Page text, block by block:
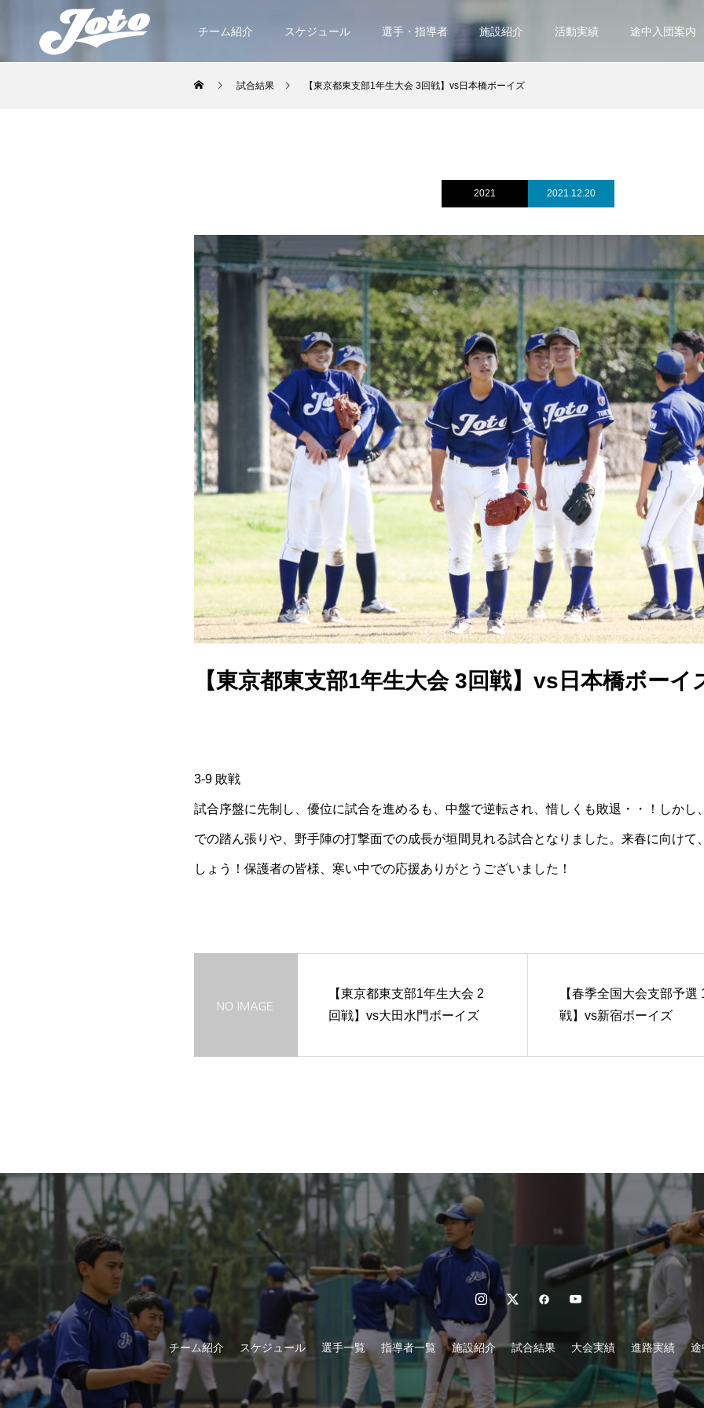
チーム紹介 スケジュール 選手・指導者 施設紹介 活動実績 途中入団案内
試合結果 【東京都東支部1年生大会 3回戦】vs日本橋ボーイズ
2021 2021.12.20
【東京都東支部1年生大会 3回戦】vs日本橋ボーイ
3-9 敗戦
試合序盤に先制し、優位に試合を進めるも、中盤で逆転され、惜しくも敗退・・！しかし
での踏ん張りや、野手陣の打撃面での成長が垣間見れる試合となりました。来春に向けて
しょう！保護者の皆様、寒い中での応援ありがとうございました！
【東京都東支部1年生大会 2
回戦】vs大田水門ボーイズ
【春季全国大会支部予選
戦】vs新宿ボーイズ
チーム紹介 スケジュール 選手一覧 指導者一覧 施設紹介 試合結果 大会実績 進路実績 途